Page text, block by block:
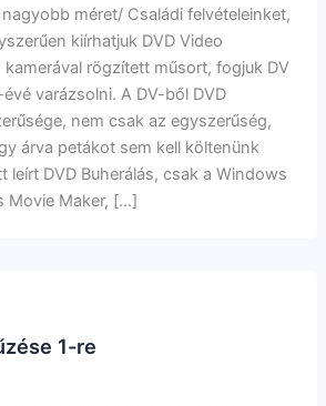
méret/ Családi felvételeinket,
kiírhatjuk DVD Video
kamerával rögzített műsort, fogjuk DV
varázsolni. A DV-ből DVD
nem csak az egyszerűség,
árva petákot sem kell költenünk
leírt DVD Buherálás, csak a Windows
Movie Maker, […]
1-re